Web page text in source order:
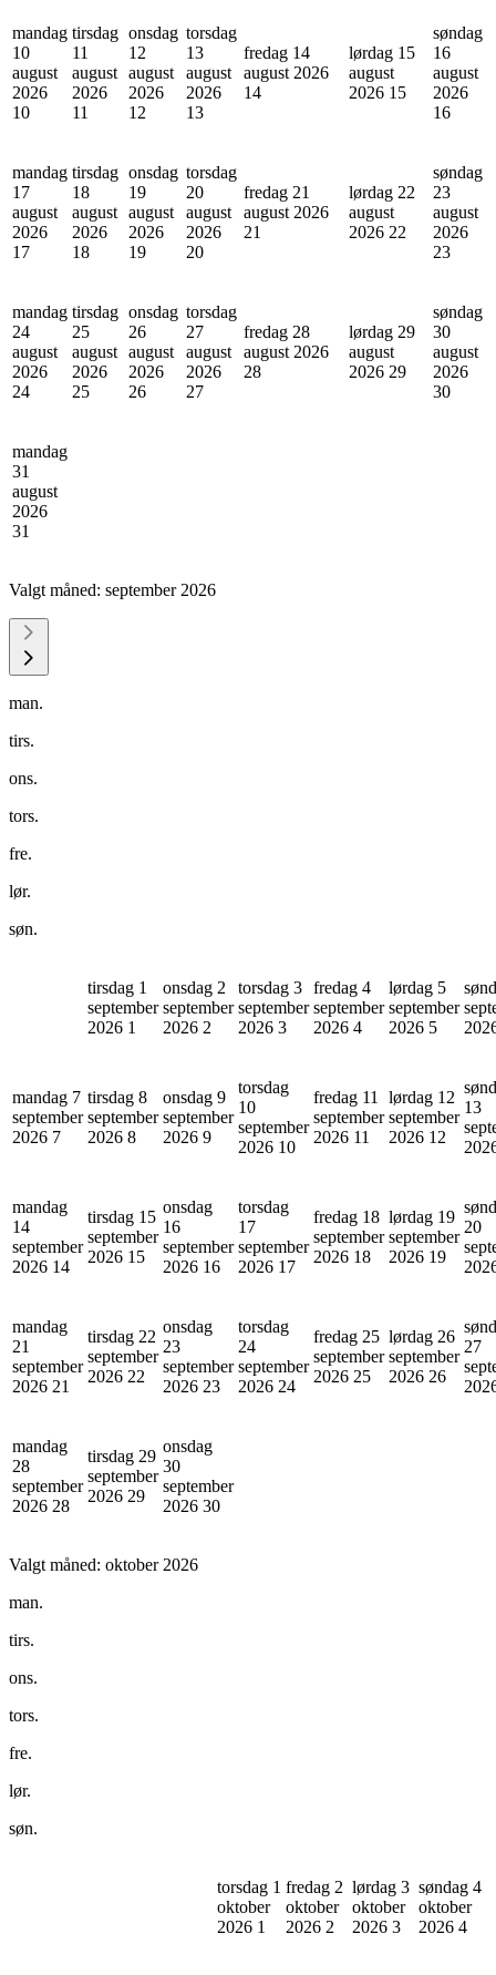
mandag
10
august
2026
10
tirsdag
11
august
2026
11
onsdag
12
august
2026
12
torsdag
13
august
2026
13
fredag 14
august 2026
14
lørdag 15
august
2026 15
søndag
16
august
2026
16
mandag
17
august
2026
17
tirsdag
18
august
2026
18
onsdag
19
august
2026
19
torsdag
20
august
2026
20
fredag 21
august 2026
21
lørdag 22
august
2026 22
søndag
23
august
2026
23
mandag
24
august
2026
24
tirsdag
25
august
2026
25
onsdag
26
august
2026
26
torsdag
27
august
2026
27
fredag 28
august 2026
28
lørdag 29
august
2026 29
søndag
30
august
2026
30
mandag
31
august
2026
31
Valgt måned: september 2026
man.
tirs.
ons.
tors.
fre.
lør.
søn.
tirsdag 1
september
2026 1
onsdag 2
september
2026 2
torsdag 3
september
2026 3
fredag 4
september
2026 4
lørdag 5
september
2026 5
mandag 7
september
2026 7
tirsdag 8
september
2026 8
onsdag 9
september
2026 9
torsdag
10
september
2026 10
fredag 11
september
2026 11
lørdag 12
september
2026 12
13
mandag
14
september
2026 14
tirsdag 15
september
2026 15
onsdag
16
september
2026 16
torsdag
17
september
2026 17
fredag 18
september
2026 18
lørdag 19
september
2026 19
20
mandag
21
september
2026 21
tirsdag 22
september
2026 22
onsdag
23
september
2026 23
torsdag
24
september
2026 24
fredag 25
september
2026 25
lørdag 26
september
2026 26
27
mandag
28
september
2026 28
tirsdag 29
september
2026 29
onsdag
30
september
2026 30
Valgt måned: oktober 2026
man.
tirs.
ons.
tors.
fre.
lør.
søn.
torsdag 1
oktober
2026 1
fredag 2
oktober
2026 2
lørdag 3
oktober
2026 3
søndag 4
oktober
2026 4